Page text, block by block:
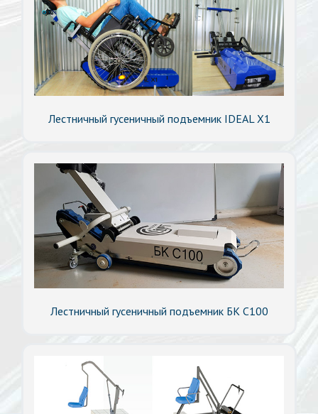
Лестничный гусеничный подъемник IDEAL X1
Лестничный гусеничный подъемник БК С100